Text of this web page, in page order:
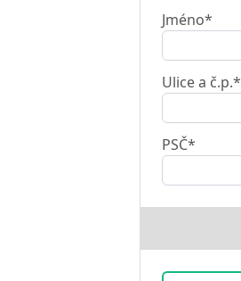
Jméno*
Ulice a č.p.*
PSČ*